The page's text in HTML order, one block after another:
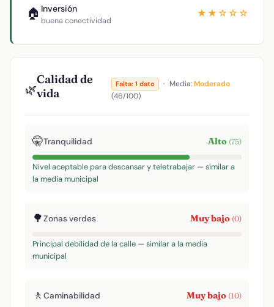
🏠 Inversión
buena conectividad
★★☆☆☆
🌿
Calidad de
vida
Falta: 1 dato · Media:Moderado
(46/100)
🤫Tranquilidad Alto (75)
Nivel aceptable para descansar y teletrabajar — similar a
la media municipal
🌳Zonas verdes Muy bajo (0)
Principal debilidad de la calle — similar a la media
municipal
🚶 Caminabilidad Muy bajo (10)